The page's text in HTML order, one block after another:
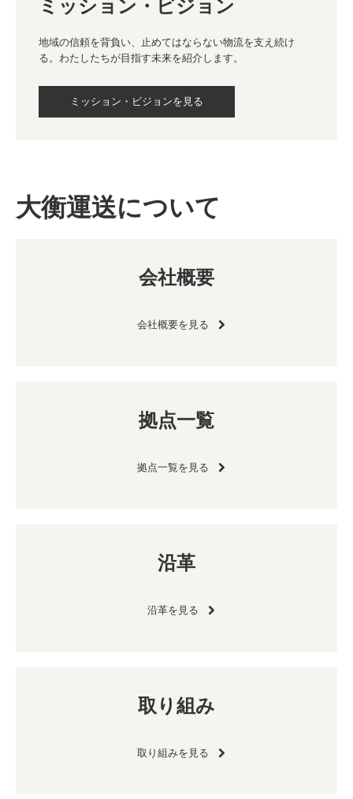
ミッション・ビジョン
地域の信頼を背負い、止めてはならない物流を支え続け
る。わたしたちが目指す未来を紹介します。
ミッション・ビジョンを見る
大衡運送について
会社概要
会社概要を見る
拠点一覧
拠点一覧を見る
沿革
沿革を見る
取り組み
取り組みを見る